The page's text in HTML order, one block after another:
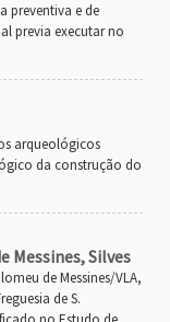
preventiva e de
previa executar no
arqueológicos
da construção do
Messines, Silves
de Messines/VLA,
de S.